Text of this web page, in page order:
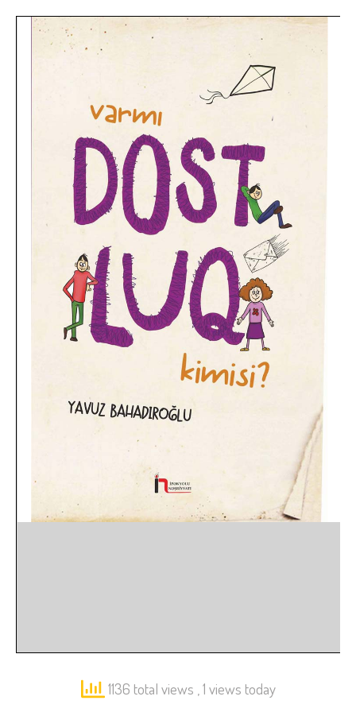
1136 total views , 1 views today